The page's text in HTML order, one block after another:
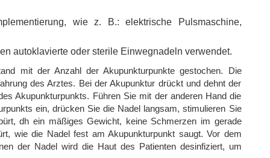
wie z. B.: elektrische Pulsmaschine,
autoklavierte oder sterile Einwegnadeln verwendet.
mit der Anzahl der Akupunkturpunkte gestochen. Die
des Arztes. Bei der Akupunktur drückt und dehnt der
Akupunkturpunkts. Führen Sie mit der anderen Hand die
ein, drücken Sie die Nadel langsam, stimulieren Sie
dh ein mäßiges Gewicht, keine Schmerzen im gerade
wie die Nadel fest am Akupunkturpunkt saugt. Vor dem
der Nadel wird die Haut des Patienten desinfiziert, um